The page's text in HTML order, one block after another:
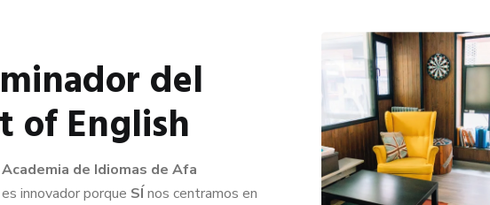
del
of English
de Idiomas de Afa
innovador porque SÍ nos centramos en